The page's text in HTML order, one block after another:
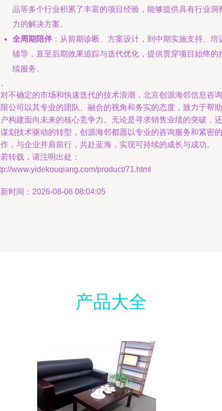
品等多个行业积累了丰富的项目经验，能够提供具有行业洞
力的解决方案。
全周期陪伴 ：从前期诊断、方案设计，到中期实施支持、培
辅导，直至后期效果追踪与迭代优化，提供贯穿项目始终的
续服务。
不确定的市场和快速迭代的技术浪潮，北京创源海邻信息咨询
公司以其专业的团队、融合的视角和务实的态度，致力于帮助
构建面向未来的核心竞争力。无论是寻求销售业绩的突破，还
划技术驱动的转型，创源海邻都愿以专业的咨询服务和紧密的
，与企业并肩前行，共赴蓝海，实现可持续的成长与成功。
转载，请注明出处：
www.yidekouqiang.com/product/71.html
时间：2026-08-06 08:04:05
产品大全